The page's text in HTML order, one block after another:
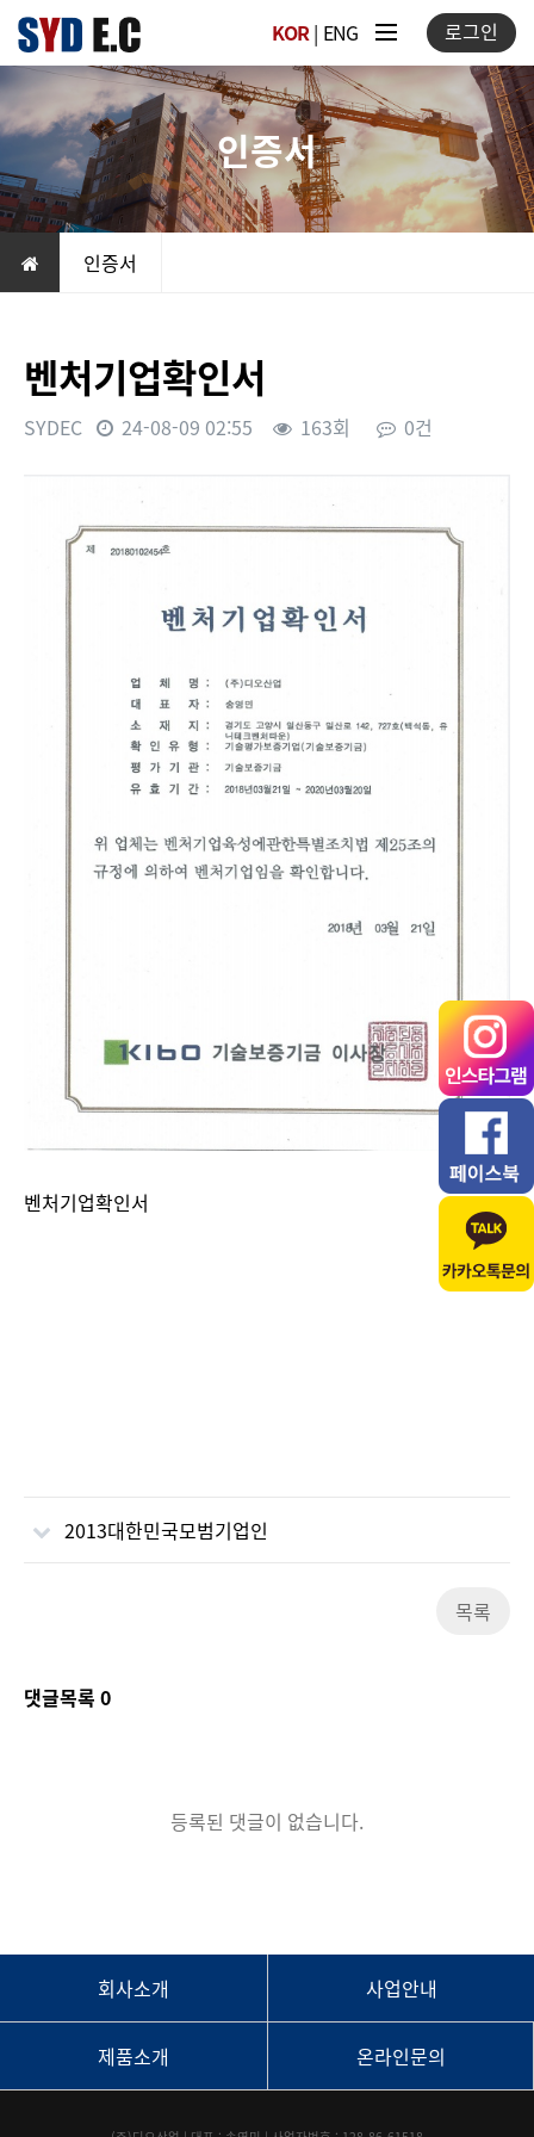
로그인
KOR| ENG
인증서
인증서
벤처기업확인서
SYDEC 24-08-09 02:55 163회 0건
벤처기업확인서
2013대한민국모범기업인
목록
댓글목록 0
등록된 댓글이 없습니다.
회사소개 사업안내
제품소개 온라인문의